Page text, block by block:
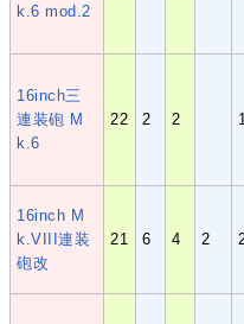
k.6 mod.2
16inch三
連装砲 M
k.6
22 2 2 1
16inch M
k.VIII連装
砲改
21 6 4 2